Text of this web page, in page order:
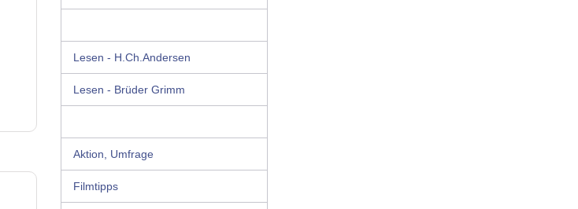
Lesen - H.Ch.Andersen
Lesen - Brüder Grimm
Aktion, Umfrage
Filmtipps